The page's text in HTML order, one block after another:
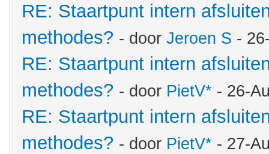
RE: Staartpunt intern
methodes? - door Jeroen S -
RE: Staartpunt intern
methodes? - door PietV* - 26-
RE: Staartpunt intern
methodes? - door PietV* - 27-